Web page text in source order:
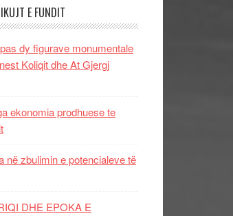
E FUNDIT
dy figurave monumentale
Koliqit dhe At Gjergj
ekonomia prodhuese te
në zbulimin e potencialeve të
DHE EPOKA E